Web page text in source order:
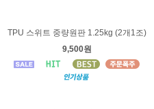
TPU 스위트 중량원판 1.25kg (2개1조)
9,500원